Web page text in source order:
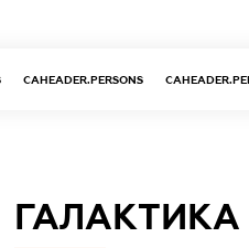
CAHEADER.PERSONS
ГАЛАКТИКА